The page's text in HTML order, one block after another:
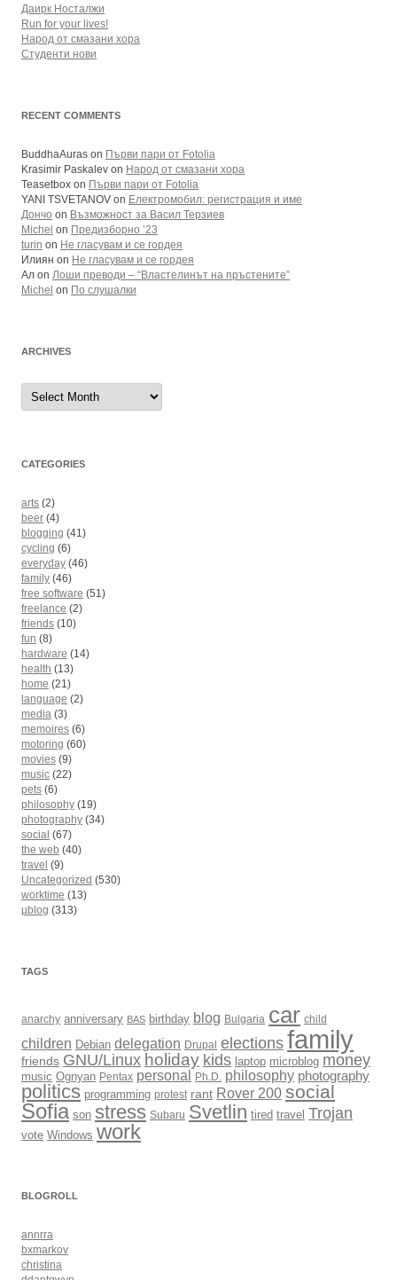
Даирк Носталжи
Run for your lives!
Народ от смазани хора
Студенти нови
RECENT COMMENTS
BuddhaAuras on Първи пари от Fotolia
Krasimir Paskalev on Народ от смазани хора
Teasetbox on Първи пари от Fotolia
YANI TSVETANOV on Електромобил: регистрация и име
Дончо on Възможност за Васил Терзиев
Michel on Предизборно ’23
turin on Не гласувам и се гордея
Илиян on Не гласувам и се гордея
Ал on Лоши преводи – “Властелинът на пръстените”
Michel on По слушалки
ARCHIVES
Archives
CATEGORIES
arts (2)
beer (4)
blogging (41)
cycling (6)
everyday (46)
family (46)
free software (51)
freelance (2)
friends (10)
fun (8)
hardware (14)
health (13)
home (21)
language (2)
media (3)
memoires (6)
motoring (60)
movies (9)
music (22)
pets (6)
philosophy (19)
photography (34)
social (67)
the web (40)
travel (9)
Uncategorized (530)
worktime (13)
µblog (313)
TAGS
anarchy anniversary BAS birthday blog Bulgaria car child
children Debian delegation Drupal elections family
friends GNU/Linux holiday kids laptop microblog money
music Ognyan Pentax personal Ph.D. philosophy photography
politics programming protest rant Rover 200 social
Sofia son stress Subaru Svetlin tired travel Trojan
vote Windows work
BLOGROLL
annrra
bxmarkov
christina